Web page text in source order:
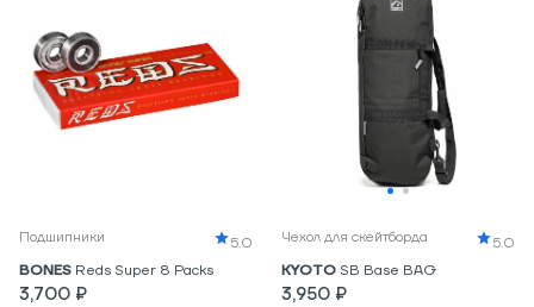
Подшипники
5.0
BONES Reds Super 8 Packs
3,700 ₽
Чехол для скейтборда
5.0
KYOTO SB Base BAG
3,950 ₽